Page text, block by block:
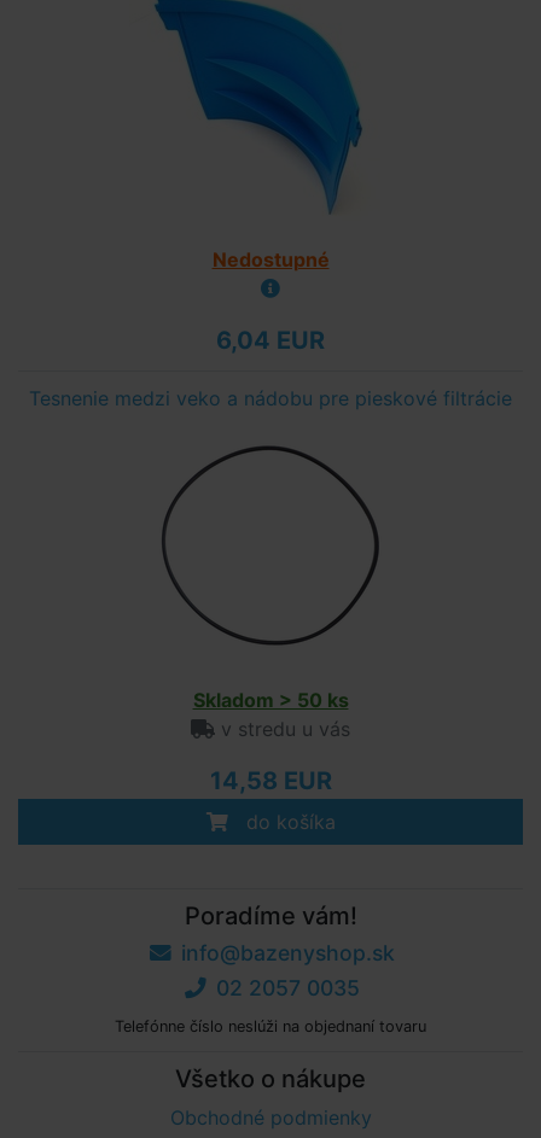
Nedostupné
6,04 EUR
Tesnenie medzi veko a nádobu pre pieskové filtrácie
Skladom > 50 ks
v stredu u vás
14,58 EUR
do košíka
Poradíme vám!
info@bazenyshop.sk
02 2057 0035
Telefónne číslo neslúži na objednaní tovaru
Všetko o nákupe
Obchodné podmienky